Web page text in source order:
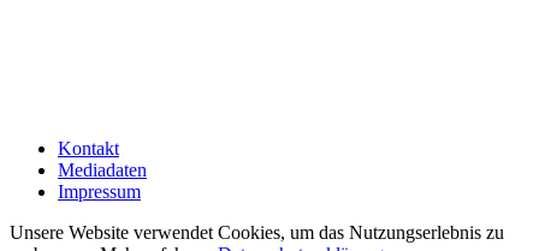
Kontakt
Mediadaten
Impressum
Unsere Website verwendet Cookies, um das Nutzungserlebnis zu